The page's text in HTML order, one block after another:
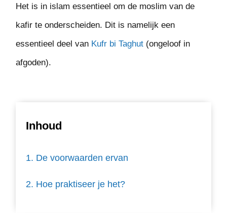
Het is in islam essentieel om de moslim van de
kafir te onderscheiden. Dit is namelijk een
essentieel deel van Kufr bi Taghut (ongeloof in
afgoden).
Inhoud
De voorwaarden ervan
Hoe praktiseer je het?